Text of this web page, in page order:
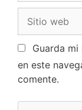
Guarda
en este
comente.